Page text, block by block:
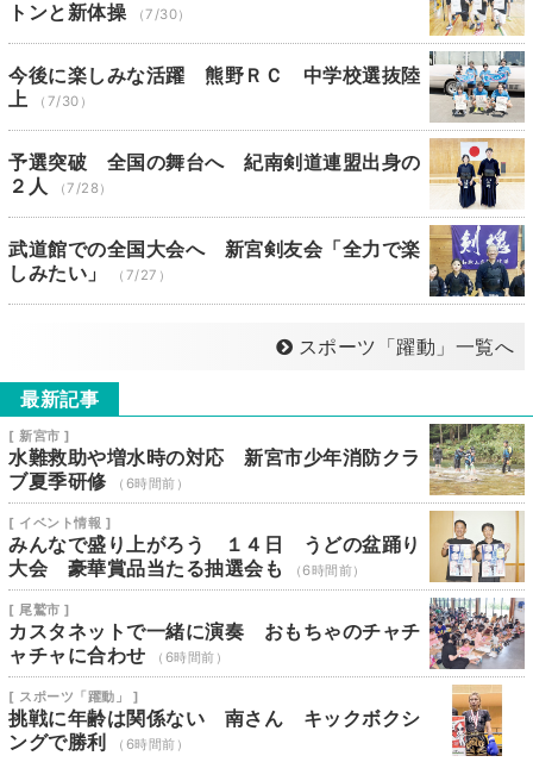
トンと新体操
（7/30）
今後に楽しみな活躍 熊野ＲＣ 中学校選抜陸
上
（7/30）
予選突破 全国の舞台へ 紀南剣道連盟出身の
２人
（7/28）
武道館での全国大会へ 新宮剣友会「全力で楽
しみたい」
（7/27）
スポーツ「躍動」一覧へ
最新記事
[ 新宮市 ]
水難救助や増水時の対応 新宮市少年消防クラ
ブ夏季研修
（6時間前）
[ イベント情報 ]
みんなで盛り上がろう １４日 うどの盆踊り
大会 豪華賞品当たる抽選会も
（6時間前）
[ 尾鷲市 ]
カスタネットで一緒に演奏 おもちゃのチャチ
ャチャに合わせ
（6時間前）
[ スポーツ「躍動」 ]
挑戦に年齢は関係ない 南さん キックボクシ
ングで勝利
（6時間前）